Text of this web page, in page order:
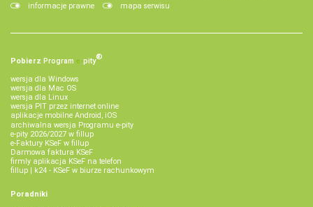
informacje prawne
mapa serwisu
Pobierz Program e‑pity®
wersja dla Windows
wersja dla Mac OS
wersja dla Linux
wersja PIT przez internet online
aplikacje mobilne Android, iOS
archiwalna wersja Programu e-pity
e-pity 2026/2027 w fillup
e‑Faktury KSeF w fillup
Darmowa faktura KSeF
firmly aplikacja KSeF na telefon
fillup | k24 - KSeF w biurze rachunkowym
Poradniki